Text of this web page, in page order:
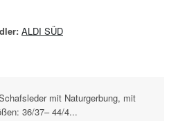
ALDI SÜD
mit Naturgerbung, mit
36/37– 44/4...